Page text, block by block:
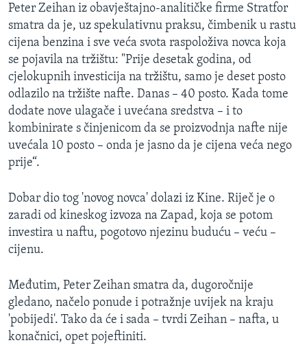
Peter Zeihan iz obavještajno-analitičke firme Stratfor
smatra da je, uz spekulativnu praksu, čimbenik u rastu
cijena benzina i sve veća svota raspoloživa novca koja
se pojavila na tržištu: "Prije desetak godina, od
cjelokupnih investicija na tržištu, samo je deset posto
odlazilo na tržište nafte. Danas – 40 posto. Kada tome
dodate nove ulagače i uvećana sredstva – i to
kombinirate s činjenicom da se proizvodnja nafte nije
uvećala 10 posto – onda je jasno da je cijena veća nego
prije“.
Dobar dio tog 'novog novca' dolazi iz Kine. Riječ je o
zaradi od kineskog izvoza na Zapad, koja se potom
investira u naftu, pogotovo njezinu buduću – veću –
cijenu.
Međutim, Peter Zeihan smatra da, dugoročnije
gledano, načelo ponude i potražnje uvijek na kraju
'pobijedi'. Tako da će i sada – tvrdi Zeihan – nafta, u
konačnici, opet pojeftiniti.